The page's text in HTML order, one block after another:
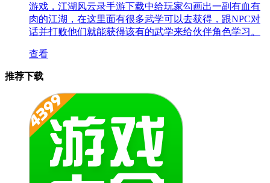
游戏，江湖风云录手游下载中给玩家勾画出一副有血有
肉的江湖，在这里面有很多武学可以去获得，跟NPC对
话并打败他们就能获得该有的武学来给伙伴角色学习。
查看
推荐下载